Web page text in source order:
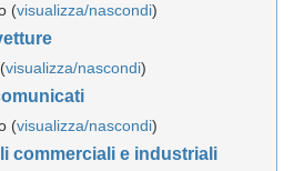
(visualizza/nascondi)
visualizza/nascondi)
(visualizza/nascondi)
commerciali e industriali